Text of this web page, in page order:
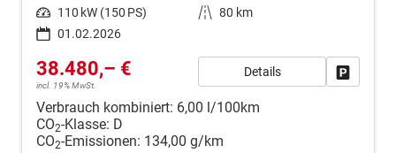
Leistung 110 kW (150 PS) Kilometerstand 80 km
01.02.2026
38.480,– €
incl. 19% MwSt.
Details
Verbrauch kombiniert: 6,00 l/100km
CO2-Klasse: D
CO2-Emissionen: 134,00 g/km